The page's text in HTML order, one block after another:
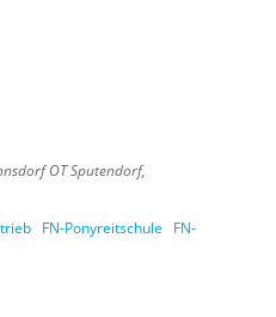
OT Sputendorf,
FN-Ponyreitschule
FN-